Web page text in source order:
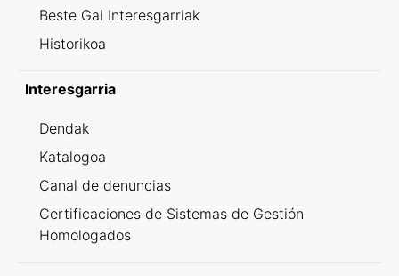
Beste Gai Interesgarriak
Historikoa
Interesgarria
Dendak
Katalogoa
Canal de denuncias
Certificaciones de Sistemas de Gestión
Homologados